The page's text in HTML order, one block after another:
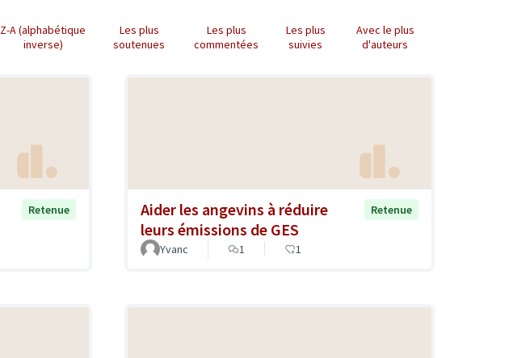
Z-A (alphabétique
inverse)
Les plus
soutenues
Les plus
commentées
Les plus
suivies
Avec le plus
d'auteurs
Retenue
Aider les angevins à réduire
leurs émissions de GES
Retenue
Yvanc 1 1